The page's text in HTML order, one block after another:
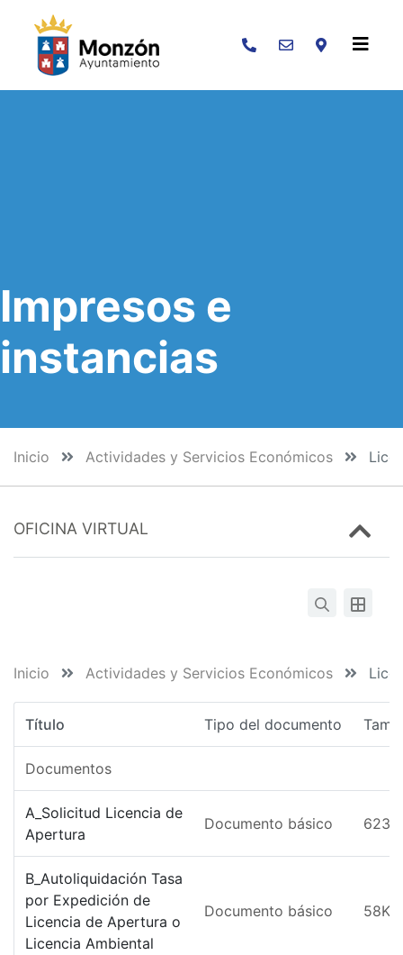
Buscar
Impresos e
instancias
Inicio Actividades y Servicios Económicos
OFICINA VIRTUAL
Inicio Actividades y Servicios Económicos
Título Tipo del documento
Documentos
A_Solicitud Licencia de
Apertura
Documento básico
B_Autoliquidación Tasa
por Expedición de
Licencia de Apertura o
Licencia Ambiental
Documento básico 58KB